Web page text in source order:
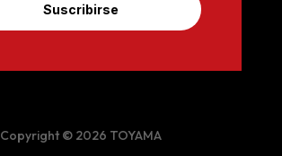
Suscribirse
Copyright © 2026 TOYAMA